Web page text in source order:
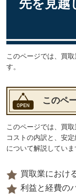
先を見越
このページでは、買
す。
このペ
このページでは、買
コストの内訳と、安
について解説していま
買取業におけ
利益と経費の